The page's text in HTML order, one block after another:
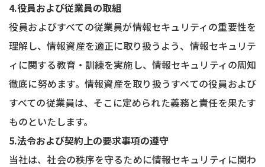
4.役員および従業員の取組
役員およびすべての従業員が情報セキュリティの重要性を
理解し、情報資産を適正に取り扱うよう、情報セキュリテ
ィに関する教育・訓練を実施し、情報セキュリティの周知
徹底に努めます。情報資産を取り扱うすべての役員および
すべての従業員は、そこに定められた義務と責任を果たす
ものといたします。
5.法令および契約上の要求事項の遵守
当社は、社会の秩序を守るために情報セキュリティに関わ